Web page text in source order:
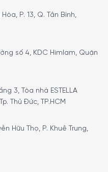
người đam mê
an toàn
Easy là lựa chọn hoàn
ăn và quan tâm đến
cho gia đình hoặc những
ăn cần di chuyển đồ
trọng, sản phẩm là món
bè, hoặc đồng nghiệp.
P. 13, Q. Tân Bình,
số 4, KDC Himlam, Quận
3, Tòa nhà ESTELLA
Thủ Đức, TP.HCM
Hữu Thọ, P. Khuê Trung,